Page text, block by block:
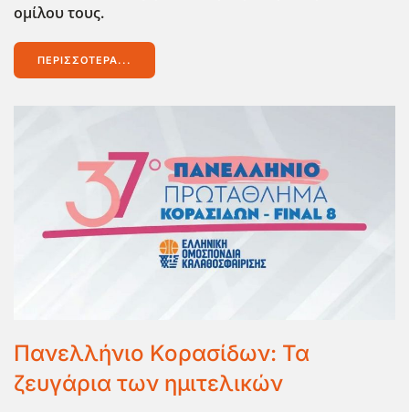
ομίλου τους.
ΠΕΡΙΣΣΌΤΕΡΑ...
Πανελλήνιο Κορασίδων: Τα
ζευγάρια των ημιτελικών